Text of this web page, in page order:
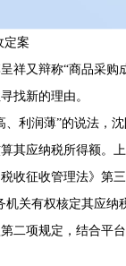
定案
祥又辩称“商品采购
找新的理由。
、利润薄”的说法，
其应纳税所得额。
收征收管理法》第
机关有权核定其应
二项规定，结合平